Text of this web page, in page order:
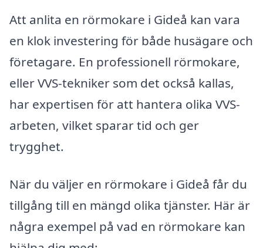
Att anlita en rörmokare i Gideå kan vara
en klok investering för både husägare och
företagare. En professionell rörmokare,
eller VVS-tekniker som det också kallas,
har expertisen för att hantera olika VVS-
arbeten, vilket sparar tid och ger
trygghet.
När du väljer en rörmokare i Gideå får du
tillgång till en mängd olika tjänster. Här är
några exempel på vad en rörmokare kan